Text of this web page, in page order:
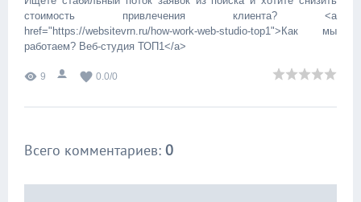
стоимость привлечения клиента? <a
href="https://websitevrn.ru/how-work-web-studio-top1">Как мы
работаем? Веб-студия ТОП1</a>
9 0.0/0
Всего комментариев: 0